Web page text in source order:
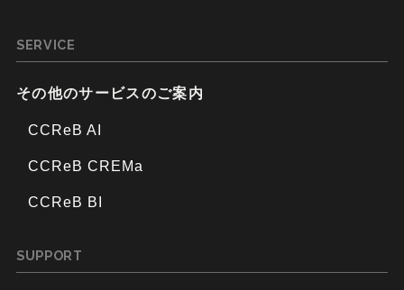
SERVICE
その他のサービスのご案内
CCReB AI
CCReB CREMa
CCReB BI
SUPPORT